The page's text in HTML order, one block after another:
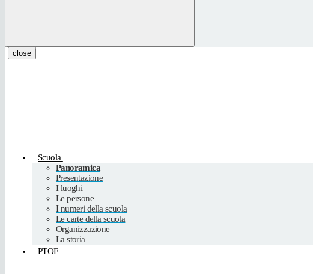
close
Scuola
Panoramica
Presentazione
I luoghi
Le persone
I numeri della scuola
Le carte della scuola
Organizzazione
La storia
PTOF